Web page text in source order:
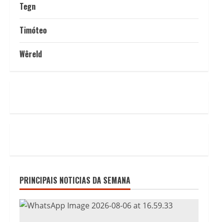
Tegn
Timóteo
Wêreld
PRINCIPAIS NOTICIAS DA SEMANA